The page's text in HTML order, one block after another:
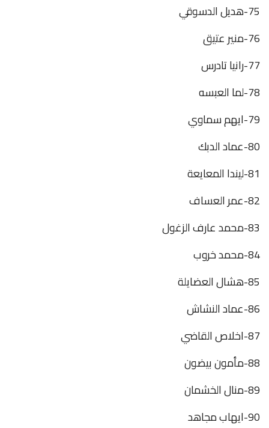
75-هديل الدسوقي
76-منير عتيق
77-رانيا تادرس
78-لما العبسه
79-ايهم سماوي
80-عماد الدبك
81-ليندا المعايعة
82-عمر العساف
83-محمد عارف الزغول
84-محمد خروب
85-هشال العضايلة
86-عماد النشاش
87-اخلاص القاضي
88-مأمون بيضون
89-منال الخشمان
90-ايهاب مجاهد